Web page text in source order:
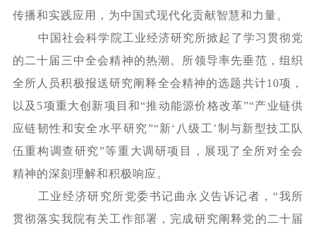
传播和实践应用，为中国式现代化贡献智慧和力量。
中国社会科学院工业经济研究所掀起了学习贯彻党
的二十届三中全会精神的热潮。所领导率先垂范，组织
全所人员积极报送研究阐释全会精神的选题共计10项，
以及5项重大创新项目和“推动能源价格改革”“产业链供
应链韧性和安全水平研究”“新‘八级工’制与新型技工队
伍重构调查研究”等重大调研项目，展现了全所对全会
精神的深刻理解和积极响应。
工业经济研究所党委书记曲永义告诉记者，“我所
贯彻落实我院有关工作部署，完成研究阐释党的二十届